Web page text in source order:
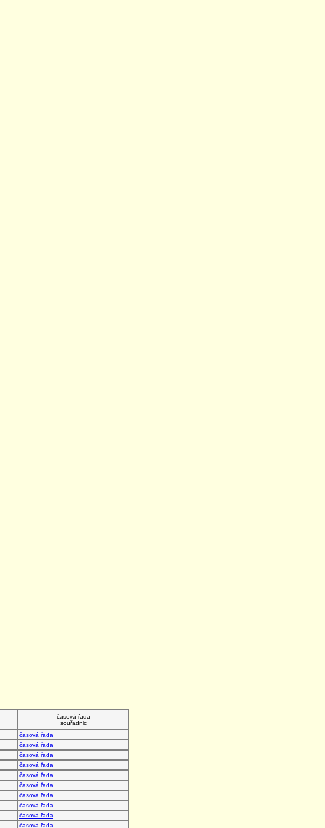
časová řada
souřadnic
časová řada
časová řada
časová řada
časová řada
časová řada
časová řada
časová řada
časová řada
časová řada
časová řada